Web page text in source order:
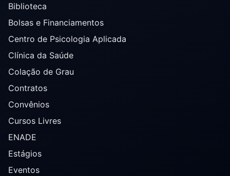
Biblioteca
Bolsas e Financiamentos
Centro de Psicologia Aplicada
Clínica da Saúde
Colação de Grau
Contratos
Convênios
Cursos Livres
ENADE
Estágios
Eventos